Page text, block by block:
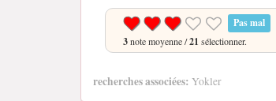
Pas mal
3note moyenne /21 sélectionner.
recherches associées: Yokler